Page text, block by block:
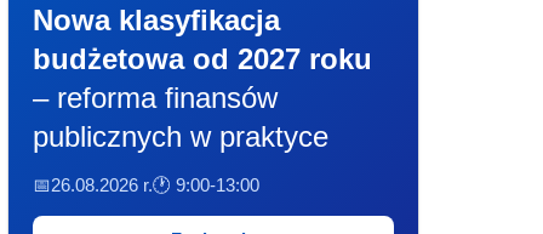
Nowa klasyfikacja
budżetowa od 2027 roku
– reforma finansów
publicznych w praktyce
📅26.08.2026 r.🕐 9:00-13:00